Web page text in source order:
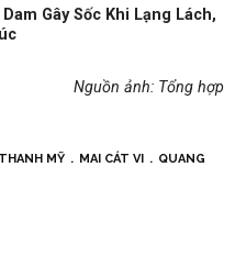
Gây Sốc Khi Lạng Lách,
Nguồn ảnh: Tổng hợp
MỸ MAI CÁT VI
QUANG